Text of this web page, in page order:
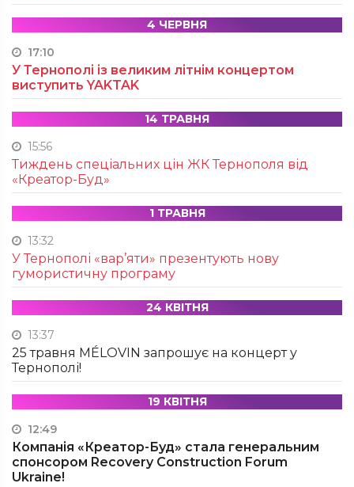
4 ЧЕРВНЯ
17:10
У Тернополі із великим літнім концертом
виступить YAKTAK
14 ТРАВНЯ
15:56
Тиждень спеціальних цін ЖК Тернополя від
«Креатор-Буд»
1 ТРАВНЯ
13:32
У Тернополі «вар’яти» презентують нову
гумористичну програму
24 КВІТНЯ
13:37
25 травня MÉLOVIN запрошує на концерт у
Тернополі!
19 КВІТНЯ
12:49
Компанія «Креатор-Буд» стала генеральним
спонсором Recovery Construction Forum
Ukraine!